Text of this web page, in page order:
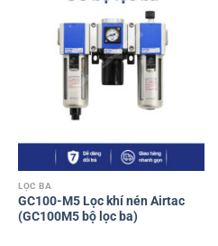
LỌC BA
GC100-M5 Lọc khí nén Airtac
(GC100M5 bộ lọc ba)